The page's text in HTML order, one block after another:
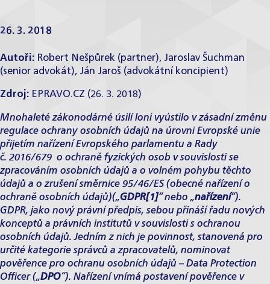
26. 3. 2018
Autoři: Robert Nešpůrek (partner), Jaroslav Šuchman
(senior advokát), Ján Jaroš (advokátní koncipient)
Zdroj: EPRAVO.CZ (26. 3. 2018)
Mnohaleté zákonodárné úsilí loni vyústilo v zásadní změnu
regulace ochrany osobních údajů na úrovni Evropské unie
přijetím nařízení Evropského parlamentu a Rady
č. 2016/679 o ochraně fyzických osob v souvislosti se
zpracováním osobních údajů a o volném pohybu těchto
údajů a o zrušení směrnice 95/46/ES (obecné nařízení o
ochraně osobních údajů)(„GDPR[1]“ nebo „nařízení“).
GDPR, jako nový právní předpis, sebou přináší řadu nových
konceptů a právních institutů v souvislosti s ochranou
osobních údajů. Jedním z nich je povinnost, stanovená pro
určité kategorie správců a zpracovatelů, nominovat
pověřence pro ochranu osobních údajů – Data Protection
Officer („DPO“). Nařízení vnímá postavení pověřence v